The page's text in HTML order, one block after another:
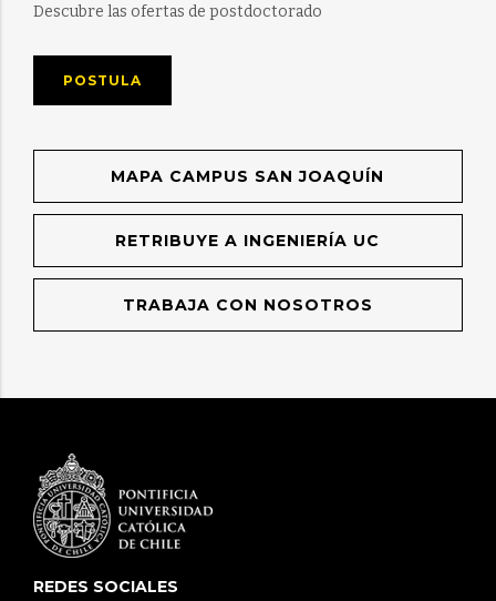
Descubre las ofertas de postdoctorado
POSTULA
MAPA CAMPUS SAN JOAQUÍN
RETRIBUYE A INGENIERÍA UC
TRABAJA CON NOSOTROS
REDES SOCIALES